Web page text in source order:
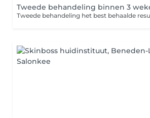
Tweede behandeling binnen 3